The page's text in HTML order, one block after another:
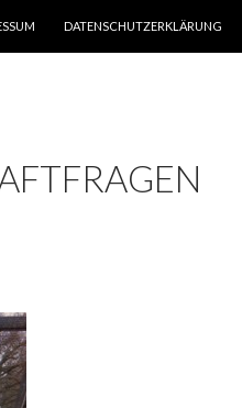
DATENSCHUTZERKLÄRUNG